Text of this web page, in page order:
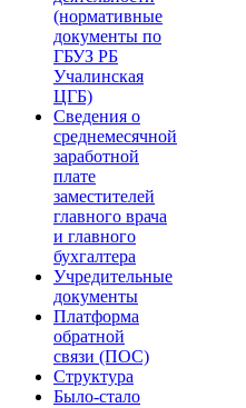
(нормативные
документы по
ГБУЗ РБ
Учалинская
ЦГБ)
Сведения о
среднемесячной
заработной
плате
заместителей
главного врача
и главного
бухгалтера
Учредительные
документы
Платформа
обратной
связи (ПОС)
Структура
Было-стало